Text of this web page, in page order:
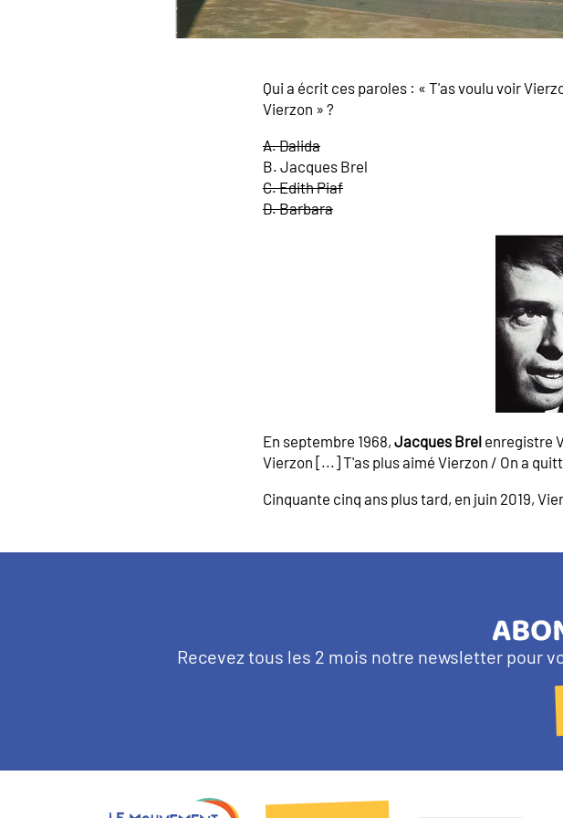
Qui a écrit ces paroles : « T'as voulu voir
Vierzon » ?
A. Dalida
B. Jacques Brel
C. Edith Piaf
D. Barbara
En septembre 1968, Jacques Brel enregistre
Vierzon [...] T'as plus aimé Vierzon / On a
Cinquante cinq ans plus tard, en juin 2019,
Texte
Recevez tous les 2 mois notre newsletter pour